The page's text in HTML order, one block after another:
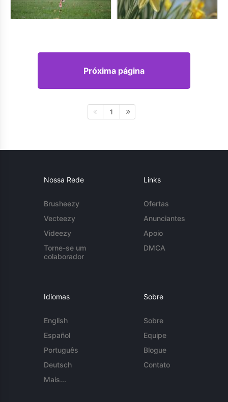
Próxima página
1
Nossa Rede
Brusheezy
Vecteezy
Videezy
Torne-se um
colaborador
Links
Ofertas
Anunciantes
Apoio
DMCA
Idiomas
English
Español
Português
Deutsch
Mais...
Sobre
Sobre
Equipe
Blogue
Contato